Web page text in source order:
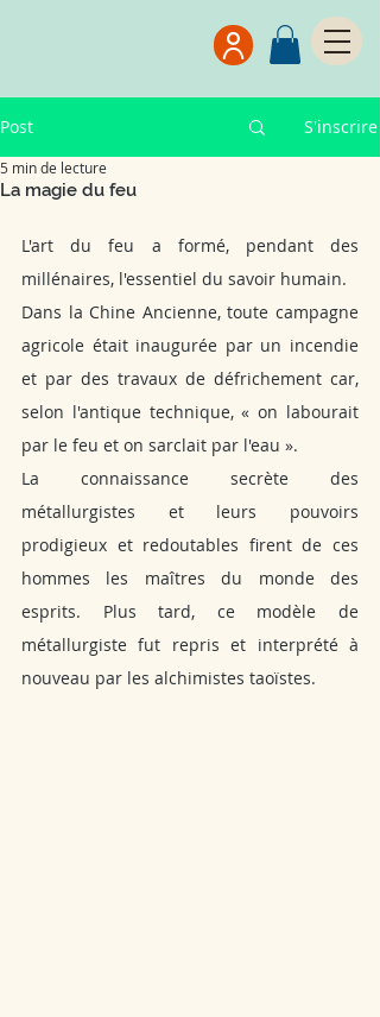
Post S'inscrire
La magie du feu
5 min de lecture
L'art du feu a formé, pendant des
millénaires, l'essentiel du savoir humain.
Dans la Chine Ancienne, toute campagne
agricole était inaugurée par un incendie
et par des travaux de défrichement car,
selon l'antique technique, « on labourait
par le feu et on sarclait par l'eau ».
La connaissance secrète des
métallurgistes et leurs pouvoirs
prodigieux et redoutables firent de ces
hommes les maîtres du monde des
esprits. Plus tard, ce modèle de
métallurgiste fut repris et interprété à
nouveau par les alchimistes taoïstes.